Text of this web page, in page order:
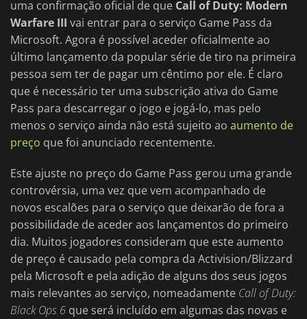
uma confirmação oficial de que Call of Duty: Modern
Warfare III vai entrar para o serviço Game Pass da
Microsoft. Agora é possível aceder oficialmente ao
último lançamento da popular série de tiro na primeira
pessoa sem ter de pagar um cêntimo por ele. É claro
que é necessário ter uma subscrição ativa do Game
Pass para descarregar o jogo e jogá-lo, mas pelo
menos o serviço ainda não está sujeito ao aumento de
preço que foi anunciado recentemente.
Este ajuste no preço do Game Pass gerou uma grande
controvérsia, uma vez que vem acompanhado de
novos escalões para o serviço que deixarão de fora a
possibilidade de aceder aos lançamentos do primeiro
dia. Muitos jogadores consideram que este aumento
de preço é causado pela compra da Activision/Blizzard
pela Microsoft e pela adição de alguns dos seus jogos
mais relevantes ao serviço, nomeadamente Call of Duty:
Black Ops 6 que será incluído em algumas das novas e